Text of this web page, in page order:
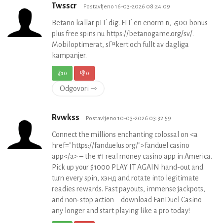
Twsscr Postavljeno 16-03-2026 08:24:09
Betano kallar pГҐ dig. FГҐ en enorm в‚¬500 bonus
plus free spins nu https://betanogame.org/sv/.
Mobiloptimerat, sГ¤kert och fullt av dagliga
kampanjer.
👍0 👎0
Odgovori ⇾
Rvwkss Postavljeno 10-03-2026 03:32:59
Connect the millions enchanting colossal on <a
href="https://fanduelus.org/">fanduel casino
app</a> – the #1 real money casino app in America.
Pick up your $1000 PLAY IT AGAIN hand-out and
turn every spin, хэнд and rotate into legitimate
readies rewards. Fast payouts, immense jackpots,
and non-stop action – download FanDuel Casino
any longer and start playing like a pro today!